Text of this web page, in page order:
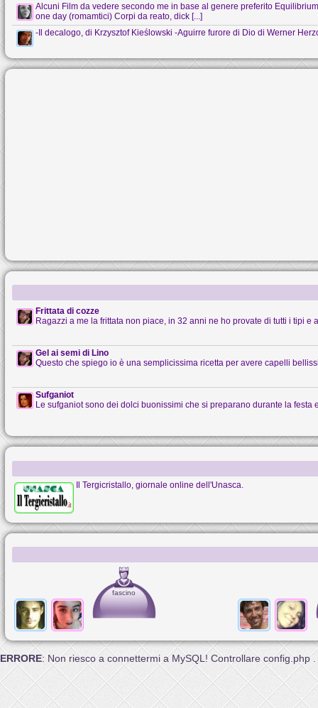
Alcuni Film da vedere secondo me in base al genere preferito
one day (romamtici) Corpi da reato, dick [...]
-Il decalogo, di Krzysztof Kieślowski -Aguirre furore di Dio di Werner
Frittata di cozze
Ragazzi a me la frittata non piace, in 32 anni ne ho provate di tutti i tipi e
Gel ai semi di Lino
Questo che spiego io è una semplicissima ricetta per avere capelli
Sufganiot
Le sufganiot sono dei dolci buonissimi che si preparano durante la festa
Il Tergicristallo, giornale online dell'Unasca.
fascino
ERRORE: Non riesco a connettermi a MySQL! Controllare config.php .